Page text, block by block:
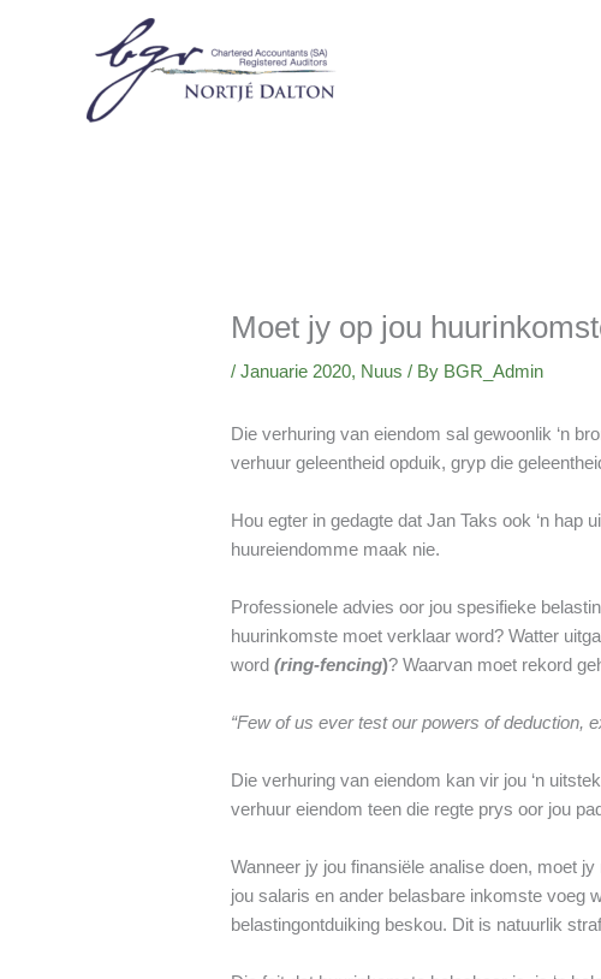
Moet jy op jou
/Januarie 2020, Nuus / By BGR_Admin
Die verhuring van eiendom sal gewoonlik ‘n
verhuur geleentheid opduik, gryp die
Hou egter in gedagte dat Jan Taks ook ‘n
huureiendomme maak nie.
Professionele advies oor jou spesifieke
huurinkomste moet verklaar word? Watter
word(ring-fencing)? Waarvan moet rekord
“Few of us ever test our powers of deduction,
Die verhuring van eiendom kan vir jou ‘n
verhuur eiendom teen die regte prys oor jou
Wanneer jy jou finansiële analise doen, moet
jou salaris en ander belasbare inkomste voeg
belastingontduiking beskou. Dit is natuurlik